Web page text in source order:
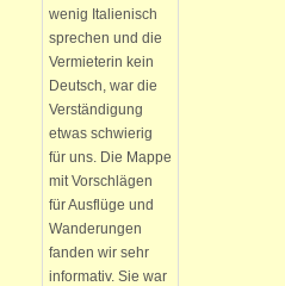
wenig Italienisch
sprechen und die
Vermieterin kein
Deutsch, war die
Verständigung
etwas schwierig
für uns. Die Mappe
mit Vorschlägen
für Ausflüge und
Wanderungen
fanden wir sehr
informativ. Sie war